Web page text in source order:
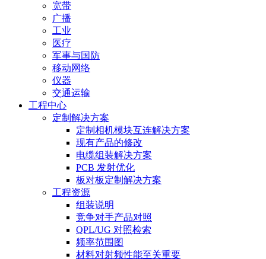
宽带
广播
工业
医疗
军事与国防
移动网络
仪器
交通运输
工程中心
定制解决方案
定制相机模块互连解决方案
现有产品的修改
电缆组装解决方案
PCB 发射优化
板对板定制解决方案
工程资源
组装说明
竞争对手产品对照
QPL/UG 对照检索
频率范围图
材料对射频性能至关重要